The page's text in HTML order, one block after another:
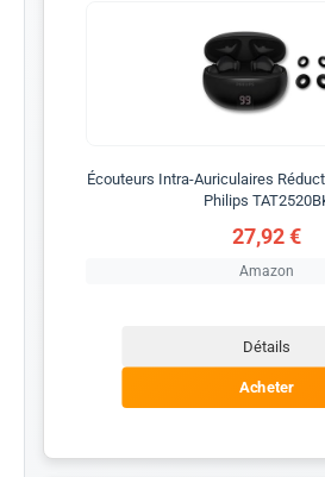
Écouteurs Intra-Auriculaires
Philips
27,92 €
Amazon
Détails
Acheter